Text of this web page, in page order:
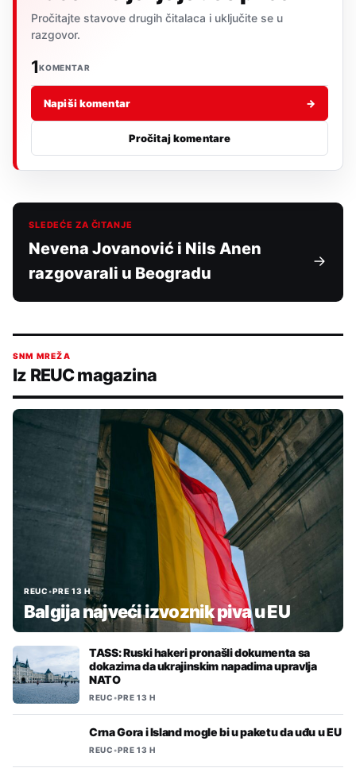
Pročitajte stavove drugih čitalaca i uključite se u
razgovor.
1KOMENTAR
Napiši komentar →
Pročitaj komentare
SLEDEĆE ZA ČITANJE
Nevena Jovanović i Nils Anen
razgovarali u Beogradu
SNM MREŽA
Iz REUC magazina
REUC•PRE 13 H
Balgija najveći izvoznik piva u EU
TASS: Ruski hakeri pronašli dokumenta sa
dokazima da ukrajinskim napadima upravlja
NATO
REUC•PRE 13 H
Crna Gora i Island mogle bi u paketu da uđu u EU
REUC•PRE 13 H